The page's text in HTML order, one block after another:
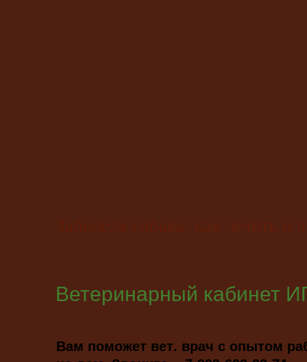
Ветеринарный кабинет
Вам поможет вет. врач с опытом